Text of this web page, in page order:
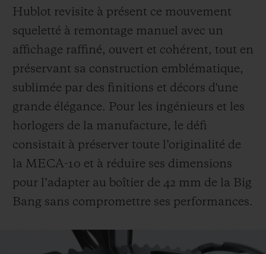
Hublot revisite à présent ce mouvement
squeletté à remontage manuel avec un
affichage raffiné, ouvert et cohérent, tout en
préservant sa construction emblématique,
sublimée par des finitions et décors d'une
grande élégance. Pour les ingénieurs et les
horlogers de la manufacture, le défi
consistait à préserver toute l’originalité de
la MECA-10 et à réduire ses dimensions
pour l’adapter au boîtier de 42 mm de la Big
Bang sans compromettre ses performances.